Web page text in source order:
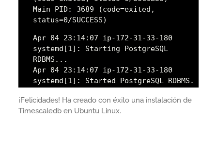
Main PID: 3689 (code=exited,
status=0/SUCCESS)
Apr 04 23:14:07 ip-172-31-33-180
systemd[1]: Starting PostgreSQL
RDBMS...
Apr 04 23:14:07 ip-172-31-33-180
systemd[1]: Started PostgreSQL RDBMS.
¡Felicidades! Ha creado con éxito una instalación de
Timescaledb en Ubuntu Linux.